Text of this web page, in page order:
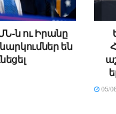
ն ու Իրանը
են
05/